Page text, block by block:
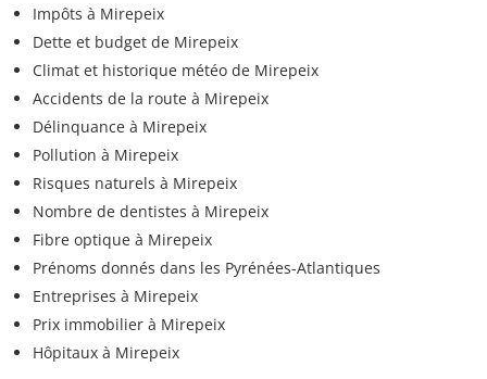
Impôts à Mirepeix
Dette et budget de Mirepeix
Climat et historique météo de Mirepeix
Accidents de la route à Mirepeix
Délinquance à Mirepeix
Pollution à Mirepeix
Risques naturels à Mirepeix
Nombre de dentistes à Mirepeix
Fibre optique à Mirepeix
Prénoms donnés dans les Pyrénées-Atlantiques
Entreprises à Mirepeix
Prix immobilier à Mirepeix
Hôpitaux à Mirepeix